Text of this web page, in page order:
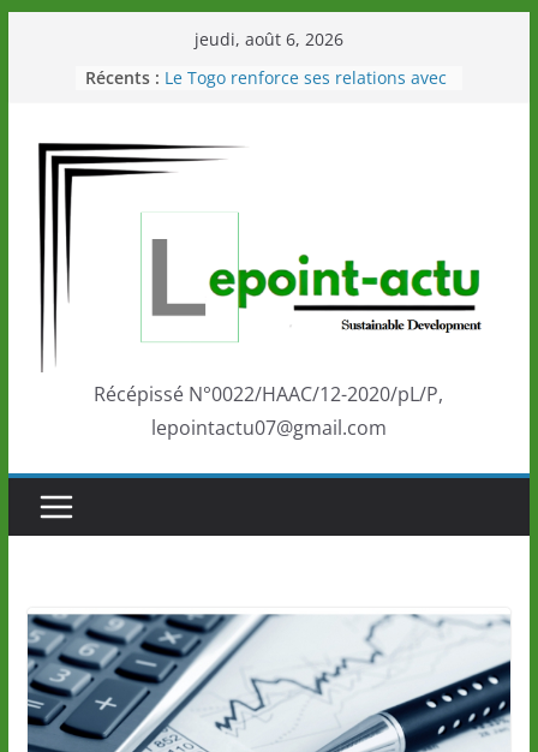
jeudi, août 6, 2026
Récents : Le Togo renforce ses relations avec
Éléphants en Côte d’Ivoire
LOTO DETENTE”, un nouveau tirage
marque de confiance au Togo sur
la scène internationale au-delà des
performances de ses athlètes
Togo: Que retenir de la politique
éducation et de l’ambition de
Récépissé N°0022/HAAC/12-2020/pL/P,
lepointactu07@gmail.com